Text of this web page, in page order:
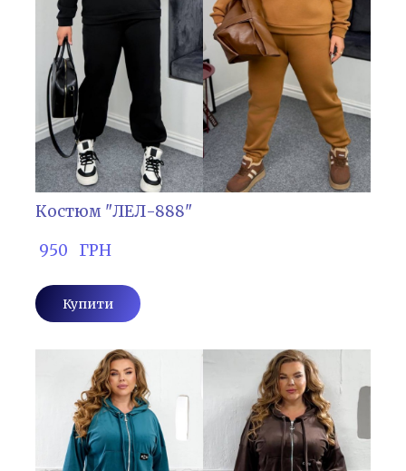
Костюм "ЛЕЛ-888"
950   ГРН
Купити